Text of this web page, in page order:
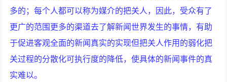
多的；每个人都可以称为媒介的把关人，因此，受众有了
更广的范围更多的渠道去了解新闻世界发生的事情，有助
于促进客观全面的新闻真实的实现但把关人作用的弱化把
关过程的分散化可执行度的降低，使具体的新闻事件的真
实难以。